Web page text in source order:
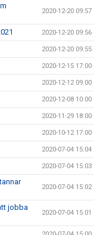
2020-12-20 09:57
2020-12-20 09:56
2020-12-20 09:55
2020-12-15 17:00
2020-12-12 09:00
2020-12-08 10:00
2020-11-29 18:00
2020-10-12 17:00
2020-07-04 15:04
2020-07-04 15:03
2020-07-04 15:02
jobba
2020-07-04 15:01